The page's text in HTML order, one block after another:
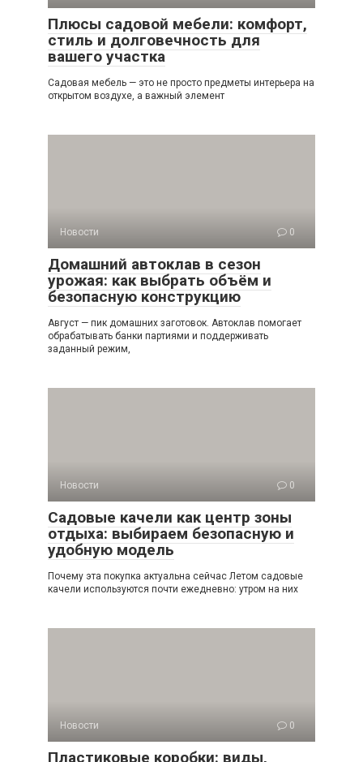
Плюсы садовой мебели: комфорт,
стиль и долговечность для
вашего участка
Садовая мебель — это не просто предметы интерьера на
открытом воздухе, а важный элемент
Новости 0
Домашний автоклав в сезон
урожая: как выбрать объём и
безопасную конструкцию
Август — пик домашних заготовок. Автоклав помогает
обрабатывать банки партиями и поддерживать
заданный режим,
Новости 0
Садовые качели как центр зоны
отдыха: выбираем безопасную и
удобную модель
Почему эта покупка актуальна сейчас Летом садовые
качели используются почти ежедневно: утром на них
Новости 0
Пластиковые коробки: виды,